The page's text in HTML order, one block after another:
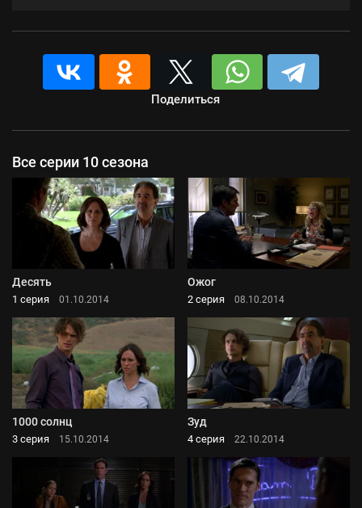
Поделиться
Все серии 10 сезона
Десять
1 серия 01.10.2014
Ожог
2 серия 08.10.2014
1000 солнц
3 серия 15.10.2014
Зуд
4 серия 22.10.2014